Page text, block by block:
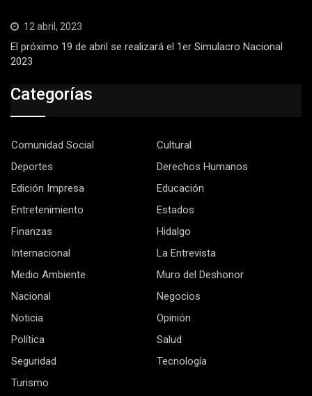
12 abril, 2023
El próximo 19 de abril se realizará el 1er Simulacro Nacional
2023
Categorías
Comunidad Social
Cultural
Deportes
Derechos Humanos
Edición Impresa
Educación
Entretenimiento
Estados
Finanzas
Hidalgo
Internacional
La Entrevista
Medio Ambiente
Muro del Deshonor
Nacional
Negocios
Noticia
Opinión
Política
Salud
Seguridad
Tecnología
Turismo